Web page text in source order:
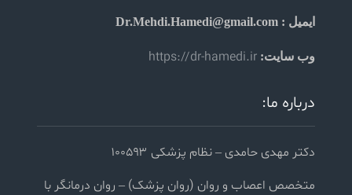
ایمیل : Dr.Mehdi.Hamedi@gmail.com
وب سایت: https://dr-hamedi.ir
درباره ما:
دکتر مهدی حامدی – نظام پزشکی ۱۰۰۵۹۳
متخصص اعصاب و روان (روان پزشک) – روان درمانگر با